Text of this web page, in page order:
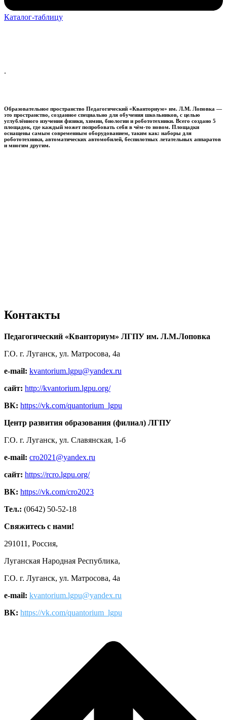
Каталог-таблицу
.
Образовательное пространство Педагогический «Кванториум» им. Л.М. Лоповка —
это пространство, созданное специально для обучения школьников, с целью
углублённого изучения физики, химии, биологии и робототехники. Всего создано 5
площадок, где каждый может попробовать себя в чём-то новом. Площадки
оснащены самым современным оборудованием, таким как: наборы для
робототехники, автоматических автомобилей, беспилотных летательных аппаратов
и многим другим.
Контакты
Педагогический «Кванториум» ЛГПУ им. Л.М.Лоповка
Г.О. г. Луганск, ул. Матросова, 4а
e-mail: kvantorium.lgpu@yandex.ru
сайт: http://kvantorium.lgpu.org/
ВК: https://vk.com/quantorium_lgpu
Центр развития образования (филиал) ЛГПУ
Г.О. г. Луганск, ул. Славянская, 1-б
e-mail: cro2021@yandex.ru
сайт: https://rcro.lgpu.org/
ВК: https://vk.com/cro2023
Тел.: (0642) 50-52-18
Свяжитесь с нами!
291011, Россия,
Луганская Народная Республика,
Г.О. г. Луганск, ул. Матросова, 4а
e-mail: kvantorium.lgpu@yandex.ru
ВК: https://vk.com/quantorium_lgpu